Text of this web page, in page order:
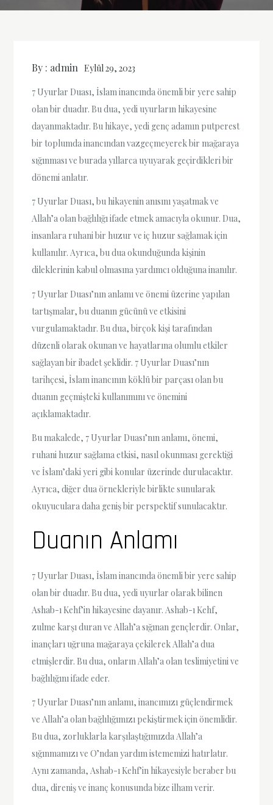
By : admin Eylül 29, 2023
7 Uyurlar Duası, İslam inancında önemli bir yere sahip
olan bir duadır. Bu dua, yedi uyurların hikayesine
dayanmaktadır. Bu hikaye, yedi genç adamın putperest
bir toplumda inancından vazgeçmeyerek bir mağaraya
sığınması ve burada yıllarca uyuyarak geçirdikleri bir
dönemi anlatır.
7 Uyurlar Duası, bu hikayenin anısını yaşatmak ve
Allah’a olan bağlılığı ifade etmek amacıyla okunur. Dua,
insanlara ruhani bir huzur ve iç huzur sağlamak için
kullanılır. Ayrıca, bu dua okunduğunda kişinin
dileklerinin kabul olmasına yardımcı olduğuna inanılır.
7 Uyurlar Duası’nın anlamı ve önemi üzerine yapılan
tartışmalar, bu duanın gücünü ve etkisini
vurgulamaktadır. Bu dua, birçok kişi tarafından
düzenli olarak okunan ve hayatlarına olumlu etkiler
sağlayan bir ibadet şeklidir. 7 Uyurlar Duası’nın
tarihçesi, İslam inancının köklü bir parçası olan bu
duanın geçmişteki kullanımını ve önemini
açıklamaktadır.
Bu makalede, 7 Uyurlar Duası’nın anlamı, önemi,
ruhani huzur sağlama etkisi, nasıl okunması gerektiği
ve İslam’daki yeri gibi konular üzerinde durulacaktır.
Ayrıca, diğer dua örnekleriyle birlikte sunularak
okuyuculara daha geniş bir perspektif sunulacaktır.
Duanın Anlamı
7 Uyurlar Duası, İslam inancında önemli bir yere sahip
olan bir duadır. Bu dua, yedi uyurlar olarak bilinen
Ashab-ı Kehf’in hikayesine dayanır. Ashab-ı Kehf,
zulme karşı duran ve Allah’a sığınan gençlerdir. Onlar,
inançları uğruna mağaraya çekilerek Allah’a dua
etmişlerdir. Bu dua, onların Allah’a olan teslimiyetini ve
bağlılığını ifade eder.
7 Uyurlar Duası’nın anlamı, inancımızı güçlendirmek
ve Allah’a olan bağlılığımızı pekiştirmek için önemlidir.
Bu dua, zorluklarla karşılaştığımızda Allah’a
sığınmamızı ve O’ndan yardım istememizi hatırlatır.
Aynı zamanda, Ashab-ı Kehf’in hikayesiyle beraber bu
dua, direniş ve inanç konusunda bize ilham verir.